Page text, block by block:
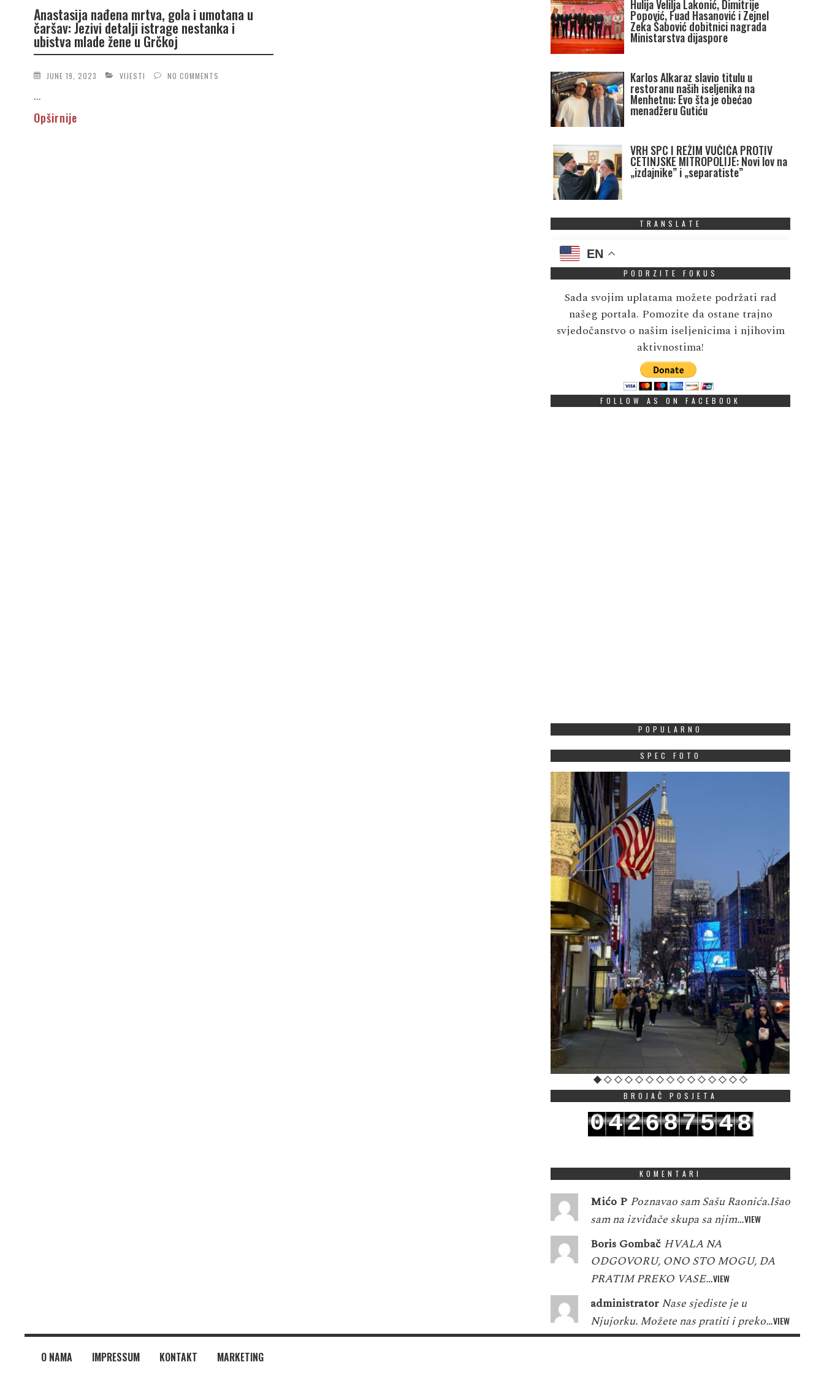
Anastasija nađena mrtva, gola i umotana u
čaršav: Jezivi detalji istrage nestanka i
ubistva mlade žene u Grčkoj
JUNE 19, 2023 VIJESTI NO COMMENTS
...
Opširnije
Hulija Velilja Lakonić, Dimitrije
Popović, Fuad Hasanović i Zejnel
Zeka Šabović dobitnici nagrada
Ministarstva dijaspore
Karlos Alkaraz slavio titulu u
restoranu naših iseljenika na
Menhetnu: Evo šta je obećao
menadžeru Gutiću
VRH SPC I REŽIM VUČIĆA PROTIV
CETINJSKE MITROPOLIJE: Novi lov na
„izdajnike” i „separatiste”
TRANSLATE
EN
PODRZITE FOKUS
Sada svojim uplatama možete podržati rad
našeg portala. Pomozite da ostane trajno
svjedočanstvo o našim iseljenicima i njihovim
aktivnostima!
FOLLOW AS ON FACEBOOK
POPULARNO
SPEC FOTO
BROJAČ POSJETA
042687548
KOMENTARI
Mićo P Poznavao sam Sašu Raonića.Išao
sam na izviđače skupa sa njim…VIEW
Boris Gombač HVALA NA
ODGOVORU, ONO STO MOGU, DA
PRATIM PREKO VASE…VIEW
administrator Nase sjediste je u
Njujorku. Možete nas pratiti i preko…VIEW
O NAMA IMPRESSUM KONTAKT MARKETING